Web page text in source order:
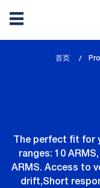
首页
The perfect fit for
ranges: 10
ARMS. Access to
drift,Short